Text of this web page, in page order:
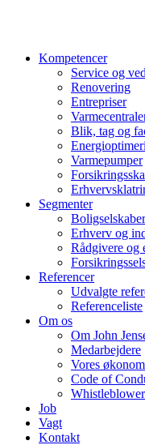
Kompetencer
Service og
Renovering
Entrepriser
Blik, tag og
Varmepumper
Segmenter
Erhverv og
Rådgivere og
Referencer
Udvalgte
Referenceliste
Om os
Om John
Medarbejdere
Vores
Code of
Job
Vagt
Kontakt